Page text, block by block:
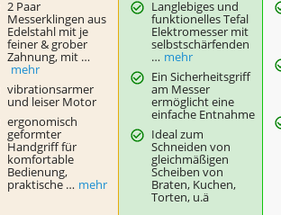
2 Paar
Messerklingen aus
Edelstahl mit je
feiner & grober
Zahnung, mit …
mehr
vibrationsarmer
und leiser Motor
ergonomisch
geformter
Handgriff für
komfortable
Bedienung,
praktische … mehr
Langlebiges und
funktionelles Tefal
Elektromesser mit
selbstschärfenden
… mehr
Ein Sicherheitsgriff
am Messer
ermöglicht eine
einfache Entnahme
Ideal zum
Schneiden von
gleichmäßigen
Scheiben von
Braten, Kuchen,
Torten, u.ä